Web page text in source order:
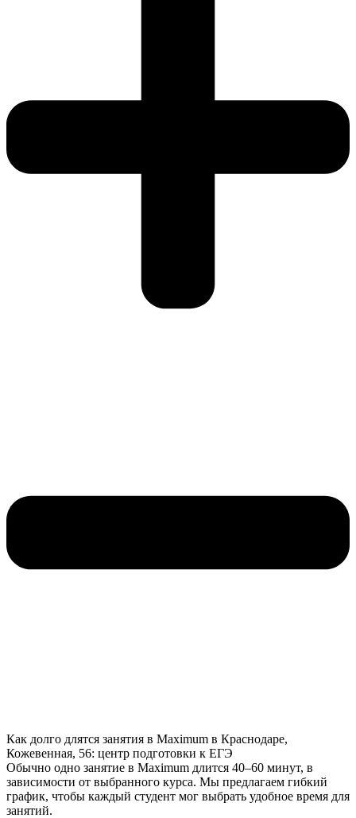
Как долго длятся занятия в Maximum в Краснодаре,
Кожевенная, 56: центр подготовки к ЕГЭ
Обычно одно занятие в Maximum длится 40–60 минут, в
зависимости от выбранного курса. Мы предлагаем гибкий
график, чтобы каждый студент мог выбрать удобное время для
занятий.